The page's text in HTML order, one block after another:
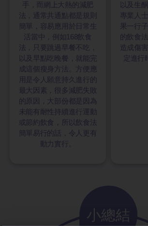
手，而網上大熱的減肥
法，通常共通點都是規則
簡單，容易應用於日常生
活當中，例如168飲食
法，只要跳過早餐不吃，
以及早點吃晚餐，就能完
成這個瘦身方法。方便應
用是令人願意持久進行的
最大因素，很多減肥失敗
的原因，大部份都是因為
未能有耐性持續進行運動
或節約飲食，所以飲食法
簡單易行的話，令人更有
動力實行。
以及生
專業人
果一行
的飲食
造成傷
定進行
小總結